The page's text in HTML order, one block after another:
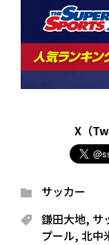
X（
サッカー
鎌田大地, サ
プール, 北中